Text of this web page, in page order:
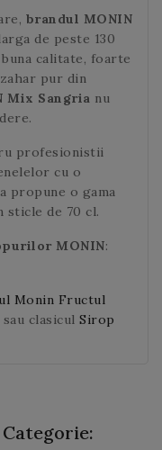
pentru vin alb si
brandul MONIN
de peste 130
calitate, foarte
pur din
Mix Sangria nu
profesionistii
cu o
propune o gama
de 70 cl.
MONIN:
Monin Fructul
sau clasicul Sirop